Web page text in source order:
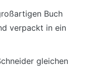
Buch
verpackt in ein
gleichen